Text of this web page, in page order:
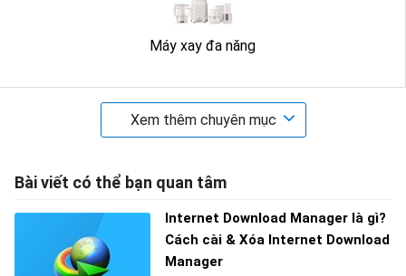
Máy xay đa năng
Xem thêm chuyên mục
Bài viết có thể bạn quan tâm
Internet Download Manager là gì?
Cách cài & Xóa Internet Download
Manager